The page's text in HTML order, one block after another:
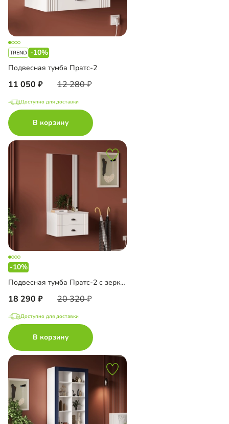
-10%
Подвесная тумба Пратс-2
11 050 12 280
Доступно для доставки
В корзину
-10%
Подвесная тумба Пратс-2 с зеркалом
18 290 20 320
Доступно для доставки
В корзину